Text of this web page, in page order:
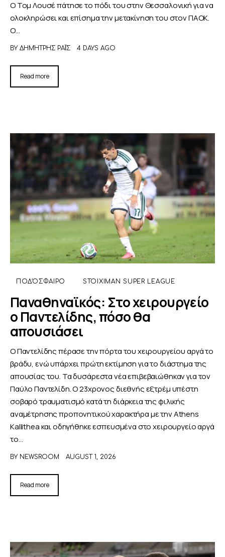
Ο Τομ Λουσέ πάτησε το πόδι του στην Θεσσαλονική για να
ολοκληρώσει και επίσημα την μετακίνηση του στον ΠΑΟΚ.
Ο…
BY ΔΗΜΉΤΡΗΣ ΡΑΪ́Σ 4 DAYS AGO
Read more
ΠΟΔΌΣΦΑΙΡΟ STOIXIMAN SUPER LEAGUE
Παναθηναϊκός: Στο χειρουργείο
ο Παντελίδης, πόσο θα
απουσιάσει
Ο Παντελίδης πέρασε την πόρτα του χειρουργείου αργά το
βράδυ, ενώ υπάρχει πρώτη εκτίμηση για το διάστημα της
απουσίας του. Τα δυσάρεστα νέα επιβεβαιώθηκαν για τον
Παύλο Παντελίδη. Ο 23χρονος διεθνής εξτρέμ υπέστη
σοβαρό τραυματισμό κατά τη διάρκεια της φιλικής
αναμέτρησης προπονητικού χαρακτήρα με την Athens
Kallithea και οδηγήθηκε εσπευσμένα στο χειρουργείο αργά
το…
BY NEWSROOM AUGUST 1, 2026
Read more